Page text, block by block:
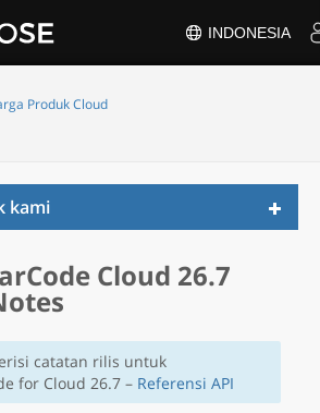
INDONESIA
Produk Cloud
kami
Cloud 26.7
catatan rilis untuk
for Cloud 26.7 – Referensi API